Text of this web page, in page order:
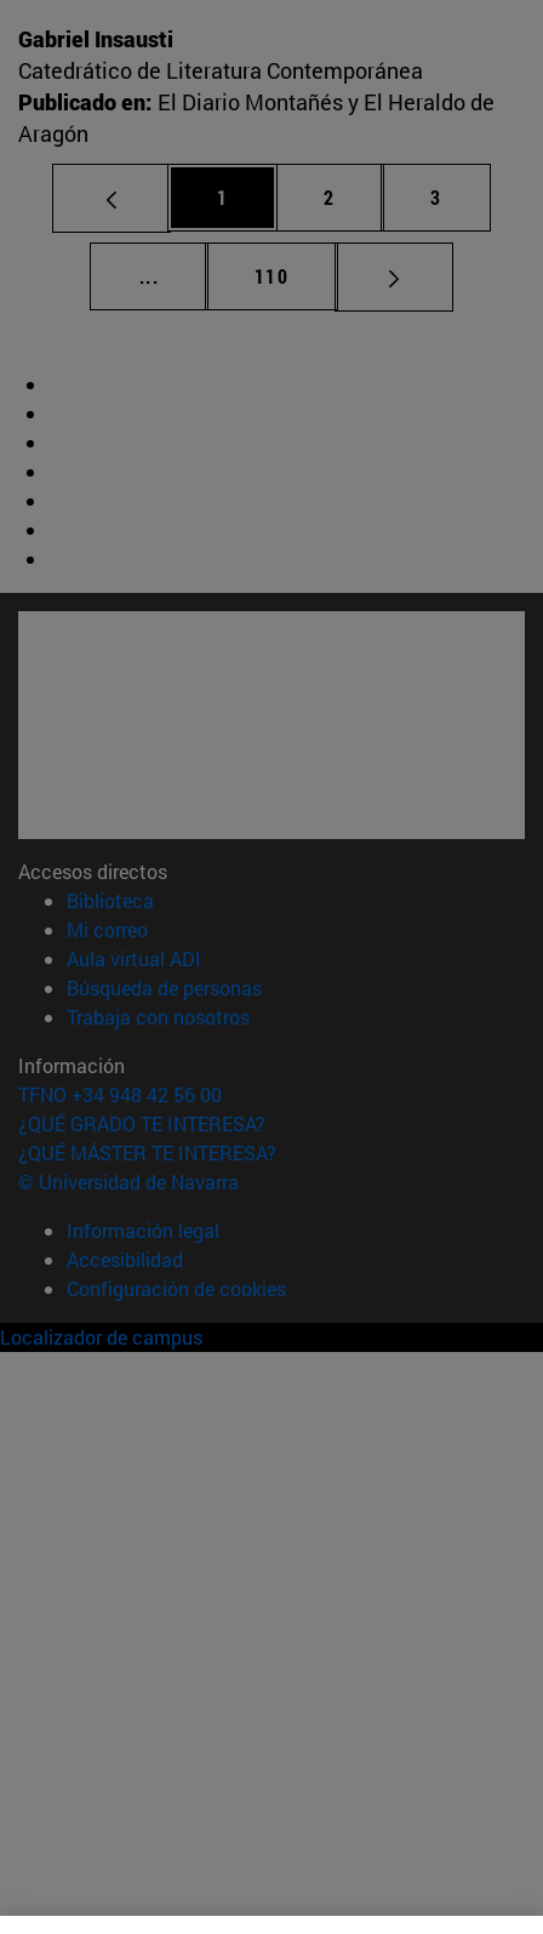
Gabriel Insausti
Catedrático de Literatura Contemporánea
Publicado en: El Diario Montañés y El Heraldo de
Aragón
Página
1 Página
2 Página
3
... Páginas intermedias Use TAB para
Página
110
Accesos directos
Biblioteca
Mi correo(abre en nueva ventana)
Aula virtual ADI
Búsqueda de personas(abre en nueva ventana)
Trabaja con nosotros(abre en nueva ventana)
Información
TFNO +34 948 42 56 00
¿QUÉ GRADO TE INTERESA?
¿QUÉ MÁSTER TE INTERESA?
© Universidad de Navarra
Información legal
Accesibilidad
Configuración de cookies
Localizador de campus